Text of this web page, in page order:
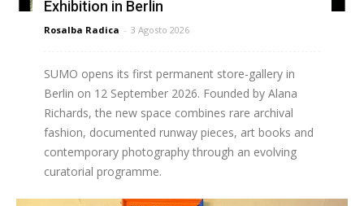
Exhibition in Berlin
Rosalba Radica - 3 Agosto 2026
SUMO opens its first permanent store-gallery in
Berlin on 12 September 2026. Founded by Alana
Richards, the new space combines rare archival
fashion, documented runway pieces, art books and
contemporary photography through an evolving
curatorial programme.